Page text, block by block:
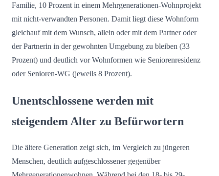
Familie, 10 Prozent in einem Mehrgenerationen-Wohnprojekt
mit nicht-verwandten Personen. Damit liegt diese Wohnform
gleichauf mit dem Wunsch, allein oder mit dem Partner oder
der Partnerin in der gewohnten Umgebung zu bleiben (33
Prozent) und deutlich vor Wohnformen wie Seniorenresidenz
oder Senioren-WG (jeweils 8 Prozent).
Unentschlossene werden mit
steigendem Alter zu Befürwortern
Die ältere Generation zeigt sich, im Vergleich zu jüngeren
Menschen, deutlich aufgeschlossener gegenüber